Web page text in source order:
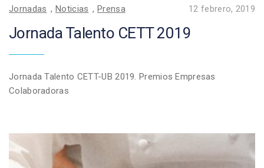
Jornadas ,Noticias ,Prensa 12 febrero, 2019
Jornada Talento CETT 2019
Jornada Talento CETT-UB 2019. Premios Empresas
Colaboradoras